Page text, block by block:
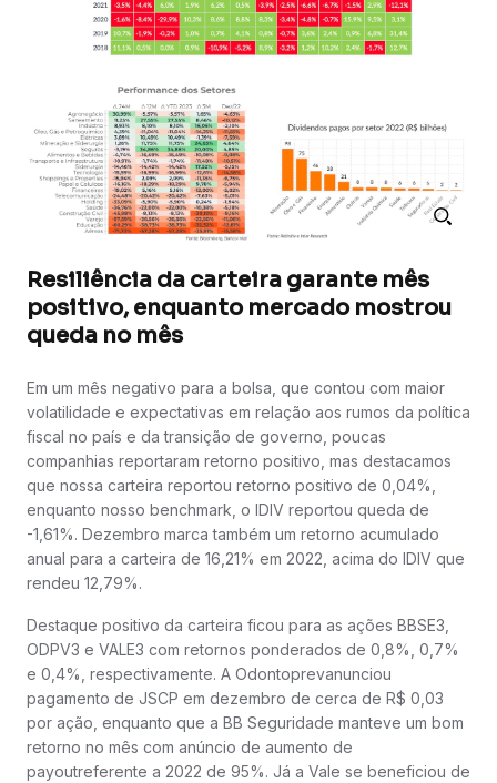
Resiliência da carteira garante mês
positivo, enquanto mercado mostrou
queda no mês
Em um mês negativo para a bolsa, que contou com maior
volatilidade e expectativas em relação aos rumos da política
fiscal no país e da transição de governo, poucas
companhias reportaram retorno positivo, mas destacamos
que nossa carteira reportou retorno positivo de 0,04%,
enquanto nosso benchmark, o IDIV reportou queda de
-1,61%. Dezembro marca também um retorno acumulado
anual para a carteira de 16,21% em 2022, acima do IDIV que
rendeu 12,79%.
Destaque positivo da carteira ficou para as ações BBSE3,
ODPV3 e VALE3 com retornos ponderados de 0,8%, 0,7%
e 0,4%, respectivamente. A Odontoprevanunciou
pagamento de JSCP em dezembro de cerca de R$ 0,03
por ação, enquanto que a BB Seguridade manteve um bom
retorno no mês com anúncio de aumento de
payoutreferente a 2022 de 95%. Já a Vale se beneficiou de